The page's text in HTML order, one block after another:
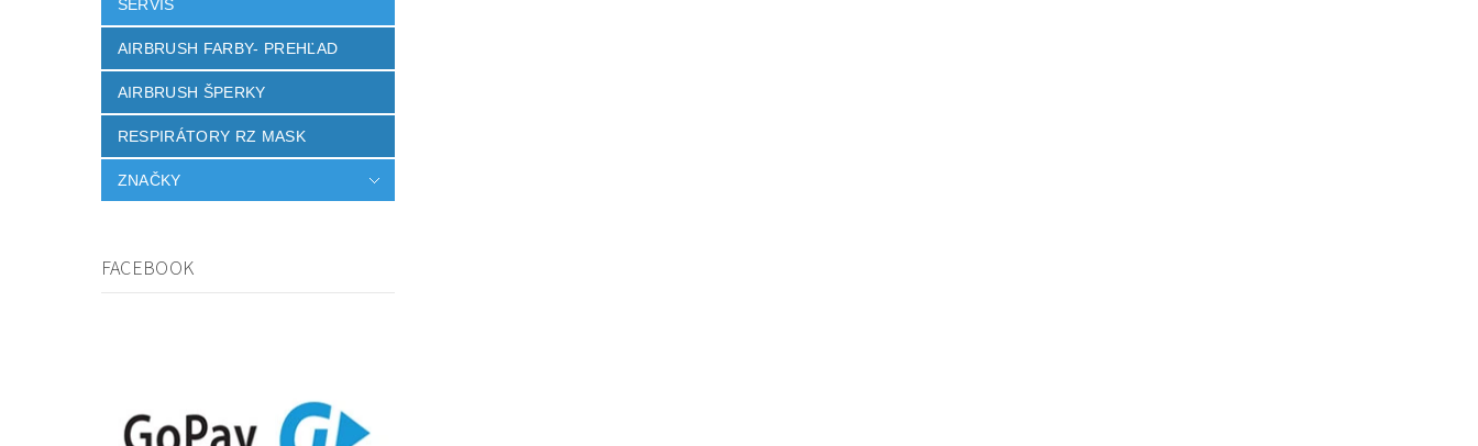
SERVIS
AIRBRUSH FARBY- PREHĽAD
AIRBRUSH ŠPERKY
RESPIRÁTORY RZ MASK
ZNAČKY
FACEBOOK